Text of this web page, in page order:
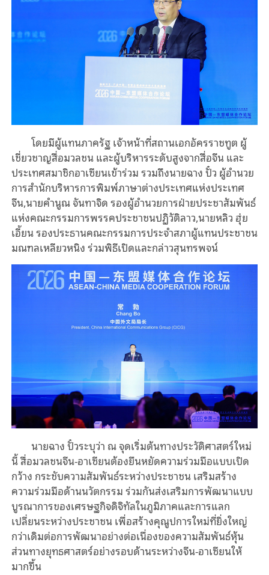
โดยมีผู้แทนภาครัฐ เจ้าหน้าที่สถานเอกอัครราชทูต ผู้
เชี่ยวชาญสื่อมวลชน และผู้บริหารระดับสูงจากสื่อจีน และ
ประเทศสมาชิกอาเซียนเข้าร่วม รวมถึงนายฉาง ปั๋ว ผู้อำนวย
การสำนักบริหารการพิมพ์ภาษาต่างประเทศแห่งประเทศ
จีน,นายคำนูณ จันทาจิด รองผู้อำนวยการฝ่ายประชาสัมพันธ์
แห่งคณะกรรมการพรรคประชาชนปฏิวัติลาว,นายหลิว ฮุ่ย
เอี้ยน รองประธานคณะกรรมการประจำสภาผู้แทนประชาชน
มณฑลเหลียวหนิง ร่วมพิธีเปิดและกล่าวสุนทรพจน์
นายฉาง ปั๋วระบุว่า ณ จุดเริ่มต้นทางประวัติศาสตร์ใหม่
นี้ สื่อมวลชนจีน-อาเซียนต้องยืนหยัดความร่วมมือแบบเปิด
กว้าง กระชับความสัมพันธ์ระหว่างประชาชน เสริมสร้าง
ความร่วมมือด้านนวัตกรรม ร่วมกันส่งเสริมการพัฒนาแบบ
บูรณาการของเศรษฐกิจดิจิทัลในภูมิภาคและการแลก
เปลี่ยนระหว่างประชาชน เพื่อสร้างคุณูปการใหม่ที่ยิ่งใหญ่
กว่าเดิมต่อการพัฒนาอย่างต่อเนื่องของความสัมพันธ์หุ้น
ส่วนทางยุทธศาสตร์อย่างรอบด้านระหว่างจีน-อาเซียนให้
มากขึ้น